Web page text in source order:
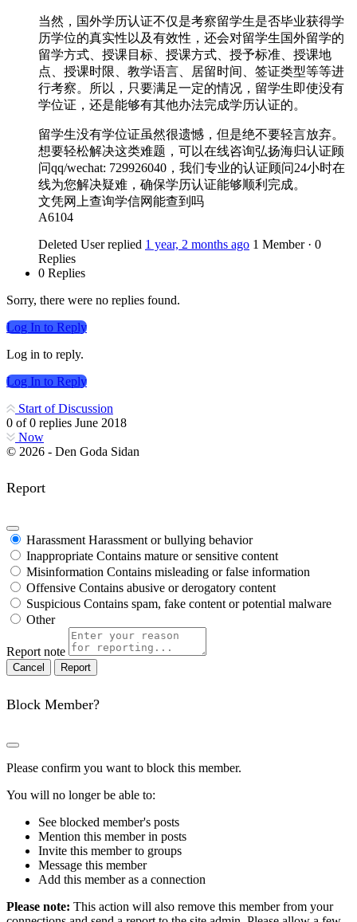
当然，国外学历认证不仅是考察留学生是否毕业获得学
历学位的真实性以及有效性，还会对留学生国外留学的
留学方式、授课目标、授课方式、授予标准、授课地
点、授课时限、教学语言、居留时间、签证类型等等进
行考察。所以，只要满足一定的情况，留学生即使没有
学位证，还是能够有其他办法完成学历认证的。
留学生没有学位证虽然很遗憾，但是绝不要轻言放弃。
想要轻松解决这类难题，可以在线咨询弘扬海归认证顾
问qq/wechat: 729926040，我们专业的认证顾问24小时在
线为您解决疑难，确保学历认证能够顺利完成。
文凭网上查询学信网能查到吗
A6104
Deleted User replied 1 year, 2 months ago 1 Member · 0
Replies
0 Replies
Sorry, there were no replies found.
Log In to Reply
Log in to reply.
Log In to Reply
Start of Discussion
0 of0 replies June 2018
Now
© 2026 - Den Goda Sidan
Report
Harassment Harassment or bullying behavior
Inappropriate Contains mature or sensitive content
Misinformation Contains misleading or false information
Offensive Contains abusive or derogatory content
Suspicious Contains spam, fake content or potential malware
Other
Report note
Report
Block Member?
Please confirm you want to block this member.
You will no longer be able to:
See blocked member's posts
Mention this member in posts
Invite this member to groups
Message this member
Add this member as a connection
Please note: This action will also remove this member from your